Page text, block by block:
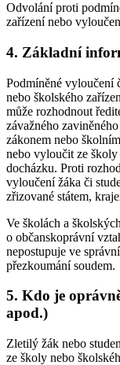
Odvolání proti
zařízení nebo
4. Základní
Podmíněné vyloučení
nebo školského
může rozhodnout
závažného
zákonem nebo
nebo vyloučit ze
docházku. Proti
vyloučení žáka či
zřizované státem,
Ve školách a
o občanskoprávní
nepostupuje ve
přezkoumání soudem.
5. Kdo je
apod.)
Zletilý žák nebo
ze školy nebo